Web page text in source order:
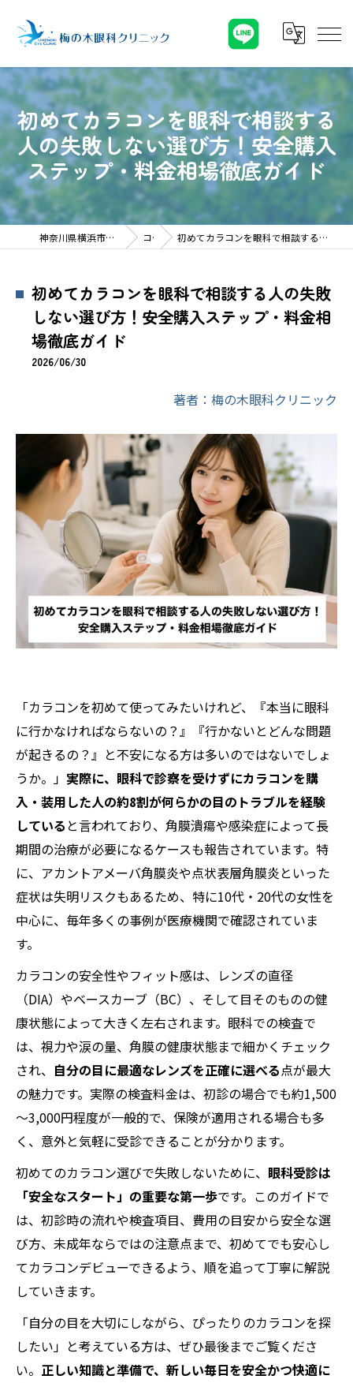
初めてカラコンを眼科で相談する
人の失敗しない選び方！安全購入
ステップ・料金相場徹底ガイド
神奈川県横浜市の眼科なら梅の木眼科クリニック コラム 初めてカラコンを眼科で相談する人の失敗しない選び方！安全購入ステップ・料金相場徹底ガイド
初めてカラコンを眼科で相談する人の失敗
しない選び方！安全購入ステップ・料金相
場徹底ガイド
2026/06/30
著者：梅の木眼科クリニック
「カラコンを初めて使ってみたいけれど、『本当に眼科
に行かなければならないの？』『行かないとどんな問題
が起きるの？』と不安になる方は多いのではないでしょ
うか。」 実際に、眼科で診察を受けずにカラコンを購
入・装用した人の約8割が何らかの目のトラブルを経験
している と言われており、角膜潰瘍や感染症によって長
期間の治療が必要になるケースも報告されています。特
に、アカントアメーバ角膜炎や点状表層角膜炎といった
症状は失明リスクもあるため、特に10代・20代の女性を
中心に、毎年多くの事例が医療機関で確認されていま
す。
カラコンの安全性やフィット感は、レンズの直径
（DIA）やベースカーブ（BC）、そして目そのものの健
康状態によって大きく左右されます。眼科での検査で
は、視力や涙の量、角膜の健康状態まで細かくチェック
され、 自分の目に最適なレンズを正確に選べる点が最大
の魅力です。実際の検査料金は、初診の場合でも約1,500
～3,000円程度が一般的で、保険が適用される場合も多
く、意外と気軽に受診できることが分かります。
初めてのカラコン選びで失敗しないために、 眼科受診は
「安全なスタート」の重要な第一歩です。このガイドで
は、初診時の流れや検査項目、費用の目安から安全な選
び方、未成年ならではの注意点まで、初めてでも安心し
てカラコンデビューできるよう、順を追って丁寧に解説
していきます。
「自分の目を大切にしながら、ぴったりのカラコンを探
したい」と考えている方は、ぜひ最後までご覧くださ
い。 正しい知識と準備で、新しい毎日を安全かつ快適に